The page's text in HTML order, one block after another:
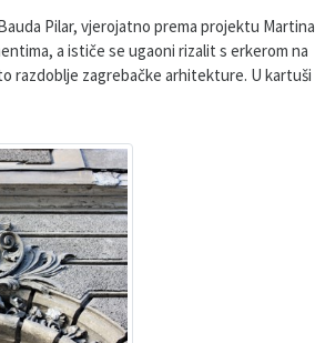
Pilar, vjerojatno prema projektu Martina
a ističe se ugaoni rizalit s erkerom na
razdoblje zagrebačke arhitekture. U kartuši